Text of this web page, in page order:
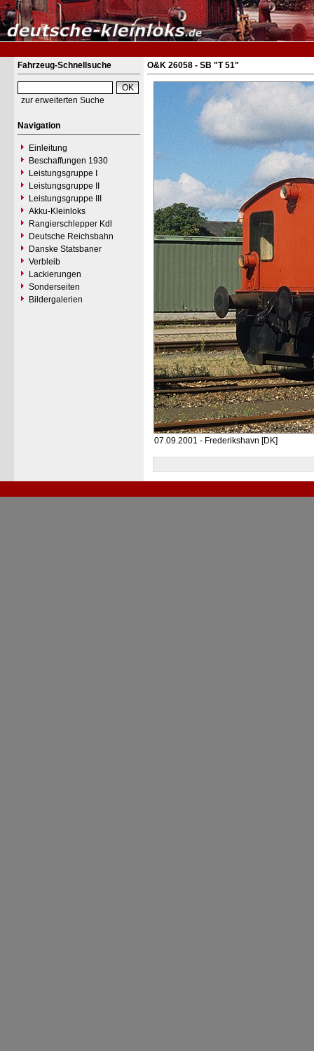
Fahrzeug-Schnellsuche
zur erweiterten Suche
Navigation
Einleitung
Beschaffungen 1930
Leistungsgruppe I
Leistungsgruppe II
Leistungsgruppe III
Akku-Kleinloks
Rangierschlepper Kdl
Deutsche Reichsbahn
Danske Statsbaner
Verbleib
Lackierungen
Sonderseiten
Bildergalerien
O&K 26058 - SB "T 51"
07.09.2001 - Frederikshavn [DK]